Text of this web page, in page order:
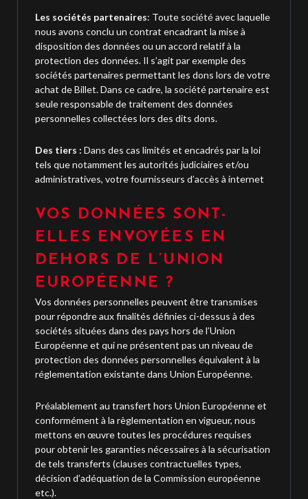
Les sociétés partenaires: Toute société avec laquelle
nous avons conclu un contrat encadrant la mise à
disposition des données ou un accord relatif à la
protection des données. Il s’agit par exemple des
sociétés partenaires permettant les dons lors de votre
achat de Billet. Dans ce cadre, la société partenaire est
seule responsable de traitement des données
personnelles collectées lors des dits dons.
Des tiers : Dans des cas limités et encadrés par la loi
tels que notamment les autorités judiciaires et/ou
administratives, votre fournisseurs d’accès à internet
VOS DONNÉES SONT-
ELLES ENVOYÉES EN
DEHORS DE L’UNION
EUROPÉENNE ?
Vos données personnelles peuvent être transmises
pour répondre aux finalités définies ci-dessus à des
sociétés situées dans des pays hors de l’Union
Européenne et qui ne présentent pas un niveau de
protection des données personnelles équivalent à la
réglementation existante dans Union Européenne.
Préalablement au transfert hors Union Européenne et
conformément à la règlementation en vigueur, nous
mettons en œuvre toutes les procédures requises
pour obtenir les garanties nécessaires à la sécurisation
de tels transferts (clauses contractuelles types,
décision d’adéquation de la Commission européenne
etc.).